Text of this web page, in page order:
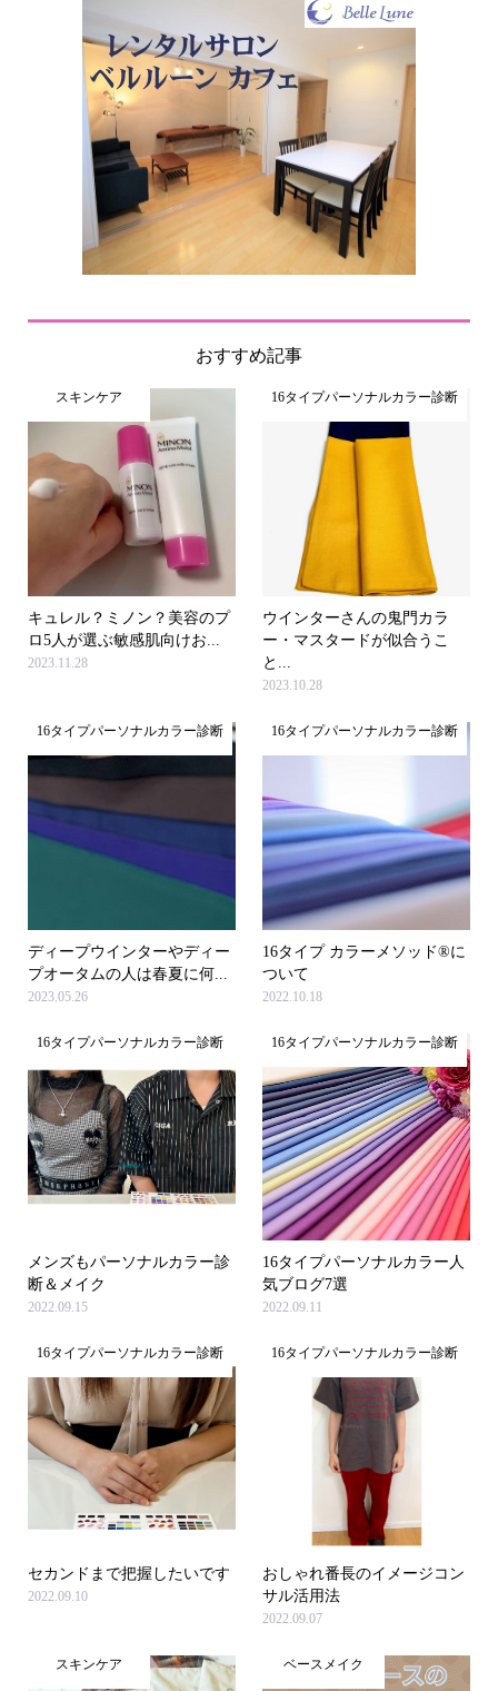
おすすめ記事
スキンケア
キュレル？ミノン？美容のプ
ロ5人が選ぶ敏感肌向けお...
2023.11.28
16タイプパーソナルカラー診断
ウインターさんの鬼門カラ
ー・マスタードが似合うこ
と...
2023.10.28
16タイプパーソナルカラー診断
ディープウインターやディー
プオータムの人は春夏に何...
2023.05.26
16タイプパーソナルカラー診断
16タイプ カラーメソッド®に
ついて
2022.10.18
16タイプパーソナルカラー診断
メンズもパーソナルカラー診
断＆メイク
2022.09.15
16タイプパーソナルカラー診断
16タイプパーソナルカラー人
気ブログ7選
2022.09.11
16タイプパーソナルカラー診断
セカンドまで把握したいです
2022.09.10
16タイプパーソナルカラー診断
おしゃれ番長のイメージコン
サル活用法
2022.09.07
スキンケア ベースメイク